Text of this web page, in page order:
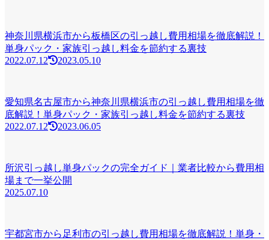
神奈川県横浜市から板橋区の引っ越し費用相場を徹底解説！
単身パック・家族引っ越し料金を節約する裏技
2022.07.12
2023.05.10
愛知県名古屋市から神奈川県横浜市の引っ越し費用相場を徹
底解説！単身パック・家族引っ越し料金を節約する裏技
2022.07.12
2023.06.05
所沢引っ越し単身パックの完全ガイド｜業者比較から費用相
場まで一挙公開
2025.07.10
宇都宮市から足利市の引っ越し費用相場を徹底解説！単身・